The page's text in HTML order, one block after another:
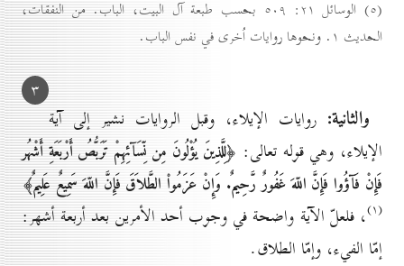
(٥) الوسائل ۲۱: ٥٠۹ بحسب طبعة آل البيت، الباب. من النفقات،
الحديث ۱. ونحوها روايات اُخرى في نفس الباب.
۳
والثانية: روايات الإيلاء، وقبل الروايات نشير إلى آية
الإيلاء، وهي قوله تعالى: ﴿لِلَّذِينَ يُؤْلُونَ مِن نِّسَآئِهِمْ تَرَبُّصُ أَرْبَعَةِ أَشْهُر
فَإِنْ فَآؤُوا فَإِنَّ اللّهَ غَفُورٌ رَّحِيمٌ. وَإِنْ عَزَمُواْ الطَّلاَقَ فَإِنَّ اللّهَ سَمِيعٌ عَلِيمٌ﴾
(۱) ، فلعلّ الآية واضحة في وجوب أحد الأمرين بعد أربعة أشهر:
إمّا الفيء، وإمّا الطلاق.